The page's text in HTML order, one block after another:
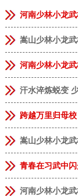
河南少林小龙
嵩山少林小龙
河南少林小龙
汗水淬炼蜕变
跨越万里归母
嵩山少林小龙
青春在习武中
河南少林小龙